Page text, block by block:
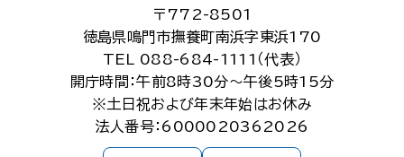
〒772-8501
徳島県鳴門市撫養町南浜字東浜170
TEL 088-684-1111（代表）
開庁時間：午前8時30分～午後5時15分
※土日祝および年末年始はお休み
法人番号：6000020362026